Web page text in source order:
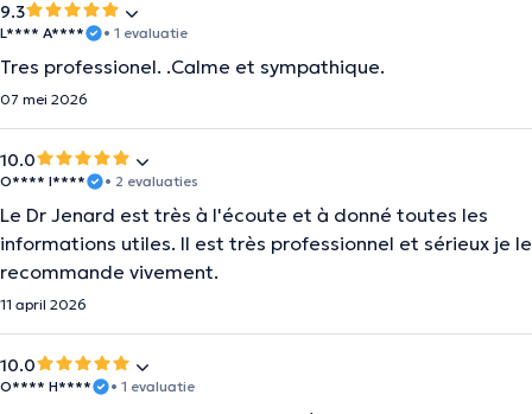
9.3
L**** A**** • 1 evaluatie
Tres professionel. .Calme et sympathique.
07 mei 2026
10.0
O**** I**** • 2 evaluaties
Le Dr Jenard est très à l'écoute et à donné toutes les
informations utiles. Il est très professionnel et sérieux je le
recommande vivement.
11 april 2026
10.0
O**** H**** • 1 evaluatie